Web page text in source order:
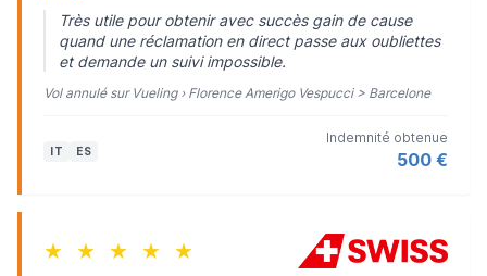
Très utile pour obtenir avec succès gain de cause
quand une réclamation en direct passe aux oubliettes
et demande un suivi impossible.
Vol annulé sur Vueling › Florence Amerigo Vespucci > Barcelone
IT ES
Indemnité obtenue
500 €
★ ★ ★ ★ ★